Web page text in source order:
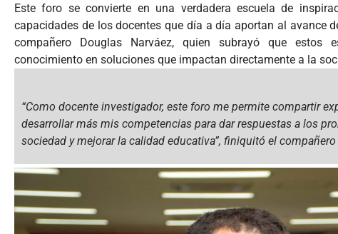
Este foro se convierte en una verdadera escuela de
capacidades de los docentes que día a día aportan al avance
compañero Douglas Narváez, quien subrayó que estos
conocimiento en soluciones que impactan directamente a la
“Como docente investigador, este foro me permite compartir
desarrollar más mis competencias para dar respuestas a los
sociedad y mejorar la calidad educativa”, finiquitó el compañero